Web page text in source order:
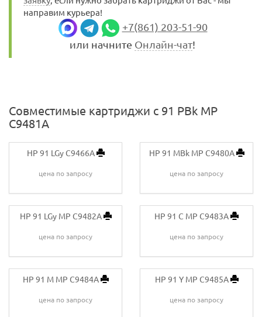
направим курьера!
+7(861) 203-51-90
или начните Онлайн-чат!
Совместимые картриджи с 91 PBk MP
C9481A
HP 91 LGy C9466A
цена по запросу
HP 91 MBk MP C9480A
цена по запросу
HP 91 LGy MP C9482A
цена по запросу
HP 91 C MP C9483A
цена по запросу
HP 91 M MP C9484A
цена по запросу
HP 91 Y MP C9485A
цена по запросу